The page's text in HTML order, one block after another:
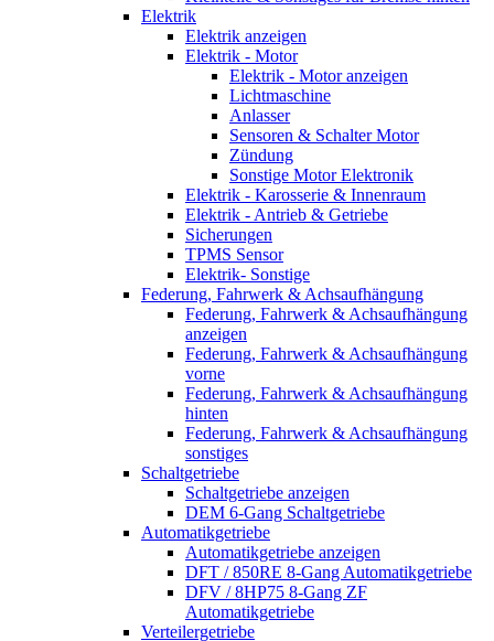
Elektrik
Elektrik anzeigen
Elektrik - Motor
Elektrik - Motor anzeigen
Lichtmaschine
Anlasser
Sensoren & Schalter Motor
Zündung
Sonstige Motor Elektronik
Elektrik - Karosserie & Innenraum
Elektrik - Antrieb & Getriebe
Sicherungen
TPMS Sensor
Elektrik- Sonstige
Federung, Fahrwerk & Achsaufhängung
Federung, Fahrwerk & Achsaufhängung
anzeigen
Federung, Fahrwerk & Achsaufhängung
vorne
Federung, Fahrwerk & Achsaufhängung
hinten
Federung, Fahrwerk & Achsaufhängung
sonstiges
Schaltgetriebe
Schaltgetriebe anzeigen
DEM 6-Gang Schaltgetriebe
Automatikgetriebe
Automatikgetriebe anzeigen
DFT / 850RE 8-Gang Automatikgetriebe
DFV / 8HP75 8-Gang ZF
Automatikgetriebe
Verteilergetriebe